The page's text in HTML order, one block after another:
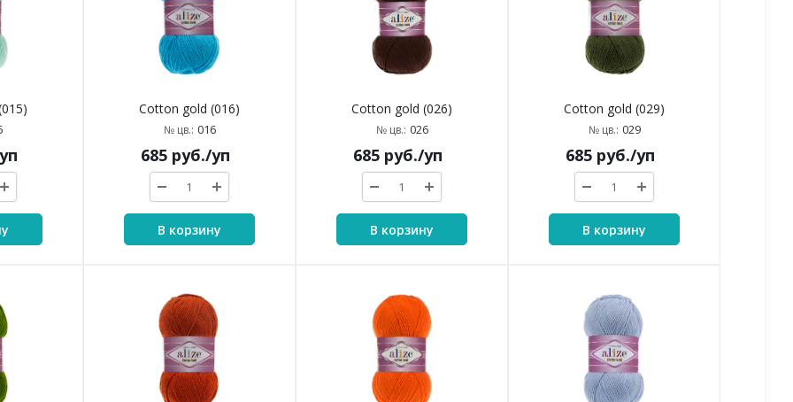
Cotton gold (016)
№ цв.: 016
685руб./уп
В корзину
Cotton gold (026)
№ цв.: 026
685руб./уп
В корзину
Cotton gold (029)
№ цв.: 029
685руб./уп
В корзину